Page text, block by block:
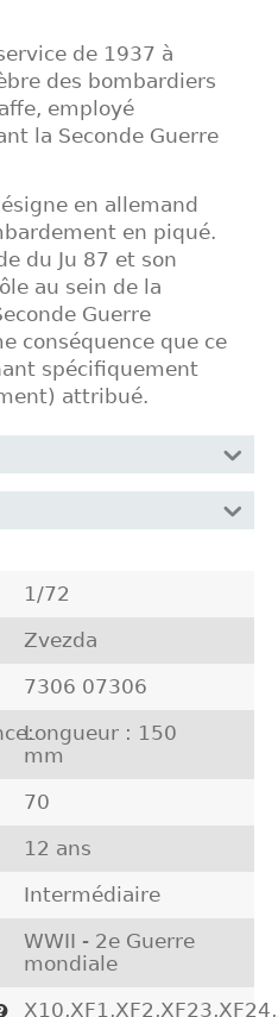
de 1937 à
des bombardiers
employé
la Seconde Guerre
en allemand
en piqué.
du Ju 87 et son
au sein de la
Guerre
conséquence que ce
spécifiquement
attribué.
1/72
Zvezda
7306 07306
Longueur : 150
mm
70
12 ans
Intermédiaire
WWII - 2e Guerre
mondiale